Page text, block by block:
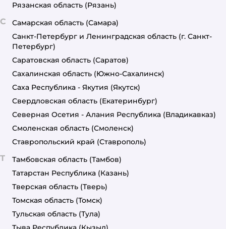
Рязанская область (Рязань)
С Самарская область (Самара)
Санкт-Петербург и Ленинградская область (г. Санкт-
Петербург)
Саратовская область (Саратов)
Сахалинская область (Южно-Сахалинск)
Саха Республика - Якутия (Якутск)
Свердловская область (Екатеринбург)
Северная Осетия - Алания Республика (Владикавказ)
Смоленская область (Смоленск)
Ставропольский край (Ставрополь)
Т Тамбовская область (Тамбов)
Татарстан Республика (Казань)
Тверская область (Тверь)
Томская область (Томск)
Тульская область (Тула)